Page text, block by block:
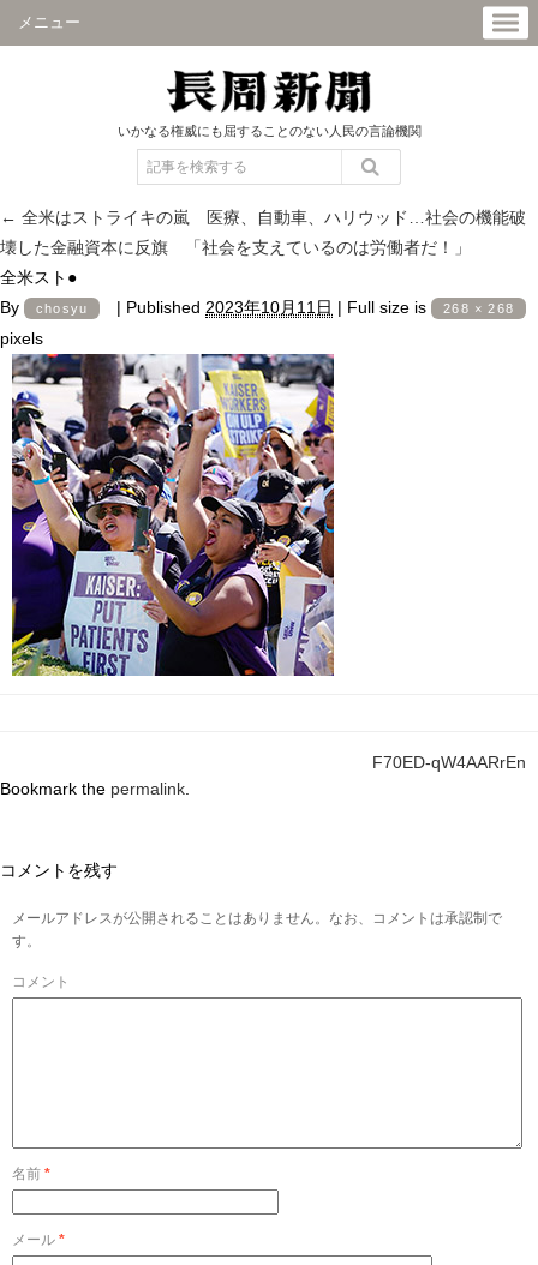
メニュー
いかなる権威にも屈することのない人民の言論機関
← 全米はストライキの嵐 医療、自動車、ハリウッド…社会の機能破
壊した金融資本に反旗 「社会を支えているのは労働者だ！」
全米スト●
By
chosyu | Published 2023年10月11日 | Full size is 268 × 268
pixels
F70ED-qW4AARrEn
Bookmark the permalink
コメントを残す
メールアドレスが公開されることはありません。なお、コメントは承認制で
す。
コメント
名前 *
メール *